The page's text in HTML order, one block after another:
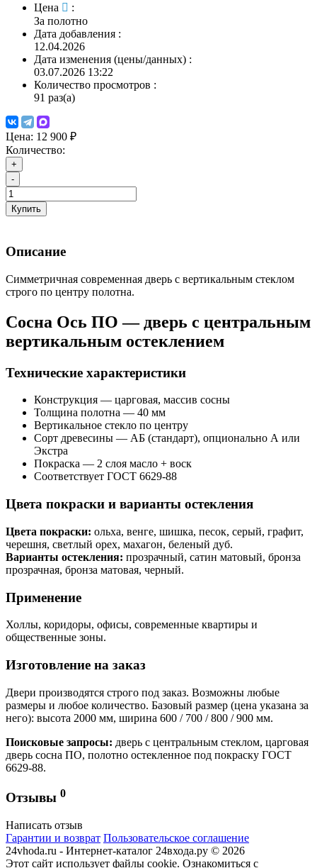
Цена
:
За полотно
Дата добавления :
12.04.2026
Дата изменения (цены/данных) :
03.07.2026 13:22
Количество просмотров :
91 раз(а)
Цена: 12 900 ₽
Количество:
+
-
Купить
Описание
Симметричная современная дверь с вертикальным стеклом
строго по центру полотна.
Сосна Ось ПО — дверь с центральным
вертикальным остеклением
Технические характеристики
Конструкция — царговая, массив сосны
Толщина полотна — 40 мм
Вертикальное стекло по центру
Сорт древесины — АБ (стандарт), опционально А или
Экстра
Покраска — 2 слоя масло + воск
Соответствует ГОСТ 6629-88
Цвета покраски и варианты остекления
Цвета покраски: ольха, венге, шишка, песок, серый, графит,
черешня, светлый орех, махагон, беленый дуб.
Варианты остекления: прозрачный, сатин матовый, бронза
прозрачная, бронза матовая, черный.
Применение
Холлы, коридоры, офисы, современные квартиры и
общественные зоны.
Изготовление на заказ
Двери производятся строго под заказ. Возможны любые
размеры и любое количество. Базовый размер (цена указана за
него): высота 2000 мм, ширина 600 / 700 / 800 / 900 мм.
Поисковые запросы: дверь с центральным стеклом, царговая
дверь сосна ПО, полотно остекленное под покраску ГОСТ
6629-88.
Отзывы 0
Написать отзыв
Гарантии и возврат Пользовательское соглашение
24vhoda.ru - Интернет-каталог 24входа.ру © 2026
Этот сайт использует файлы cookie. Ознакомиться с